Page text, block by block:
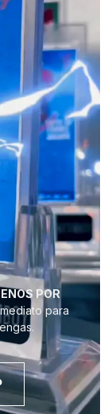
POR
para